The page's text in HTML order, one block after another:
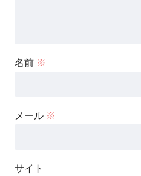
名前 ※
メール ※
サイト